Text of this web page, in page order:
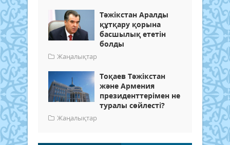
Тәжікстан Аралды
құтқару қорына
басшылық ететін
болды
Жаңалықтар
Тоқаев Тәжікстан
және Армения
президенттерімен не
туралы сөйлесті?
Жаңалықтар